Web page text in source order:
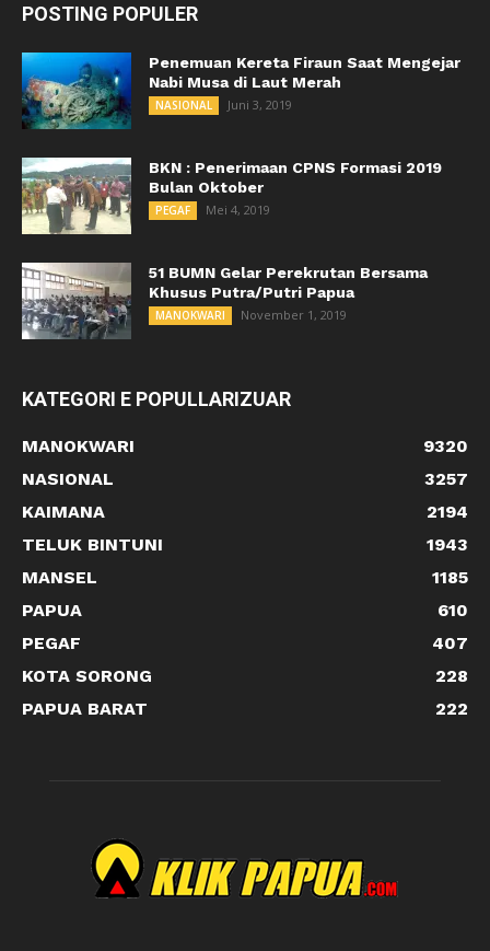
POSTING POPULER
Penemuan Kereta Firaun Saat Mengejar
Nabi Musa di Laut Merah
NASIONAL Juni 3, 2019
BKN : Penerimaan CPNS Formasi 2019
Bulan Oktober
PEGAF Mei 4, 2019
51 BUMN Gelar Perekrutan Bersama
Khusus Putra/Putri Papua
MANOKWARI November 1, 2019
KATEGORI E POPULLARIZUAR
MANOKWARI
9320
NASIONAL
3257
KAIMANA
2194
TELUK BINTUNI
1943
MANSEL
1185
PAPUA
610
PEGAF
407
KOTA SORONG
228
PAPUA BARAT
222